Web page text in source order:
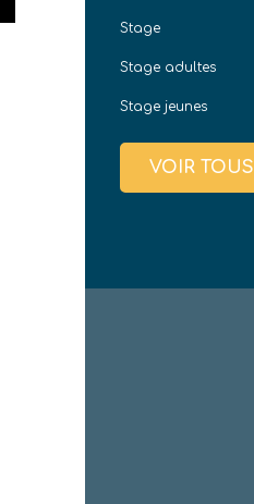
Stage
Stage adultes
Stage jeunes
VOIR TOUS